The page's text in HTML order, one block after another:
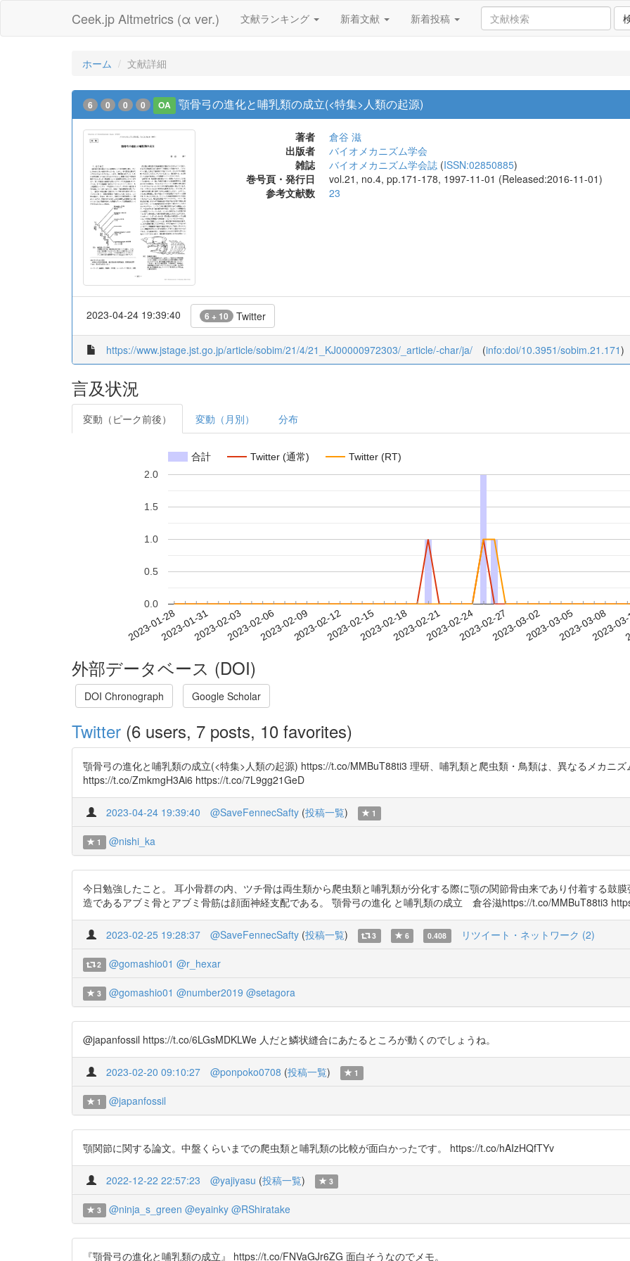
Ceek.jp Altmetrics (α ver.) 文献ランキング 新着文献 新着投稿
ホーム 文献詳細
6 0 0 0 OA 顎骨弓の進化と哺乳類の成立(<特集>人類の起源)
著者
倉谷 滋
出版者
バイオメカニズム学会
雑誌
バイオメカニズム学会誌 (ISSN:02850885)
巻号頁・発行日
vol.21, no.4, pp.171-178, 1997-11-01 (Released:2016-11-01)
参考文献数
23
2023-04-24 19:39:40 6 + 10 Twitter
https://www.jstage.jst.go.jp/article/sobim/21/4/21_KJ00000972303/_article/-char/ja/ (info:doi/10.3951/sobim.21.171)
言及状況
変動（ピーク前後） 変動（月別） 分布
合計 Twitter (通常) Twitter (RT)
2023-01-282023-01-312023-02-032023-02-062023-02-092023-02-122023-02-152023-02-182023-02-212023-02-242023-02-272023-03-022023-03-052023-03-08
2023-
0.0
0.5
1.0
1.5
2.0
外部データベース (DOI)
DOI Chronograph Google Scholar
Twitter (6 users, 7 posts, 10 favorites)
顎骨弓の進化と哺乳類の成立(<特集>人類の起源) https://t.co/MMBuT88ti3 理研、哺乳類と爬虫類・鳥類は、異なるメカニ
https://t.co/ZmkmgH3Ai6 https://t.co/7L9gg21GeD
2023-04-24 19:39:40 @SaveFennecSafty (投稿一覧) 1
1 @nishi_ka
今日勉強したこと。 耳小骨群の内、ツチ骨は両生類から爬虫類と哺乳類が分化する際に顎の関節骨由来であり付着する鼓
造であるアブミ骨とアブミ骨筋は顔面神経支配である。 顎骨弓の進化 と哺乳類の成立 倉谷滋https://t.co/MMBuT88ti3
2023-02-25 19:28:37 @SaveFennecSafty (投稿一覧) 3 6 0.408 リツイート・ネットワーク (2)
2 @gomashio01 @r_hexar
3 @gomashio01 @number2019 @setagora
@japanfossil https://t.co/6LGsMDKLWe 人だと鱗状縫合にあたるところが動くのでしょうね。
2023-02-20 09:10:27 @ponpoko0708 (投稿一覧) 1
1 @japanfossil
顎関節に関する論文。中盤くらいまでの爬虫類と哺乳類の比較が面白かったです。 https://t.co/hAIzHQfTYv
2022-12-22 22:57:23 @yajiyasu (投稿一覧) 3
3 @ninja_s_green @eyainky @RShiratake
『顎骨弓の進化と哺乳類の成立』 https://t.co/FNVaGJr6ZG 面白そうなのでメモ。